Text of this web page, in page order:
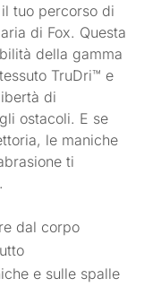
tuo percorso di
di Fox. Questa
della gamma
TruDri™ e
di
ostacoli. E se
le maniche
ti
dal corpo
e sulle spalle